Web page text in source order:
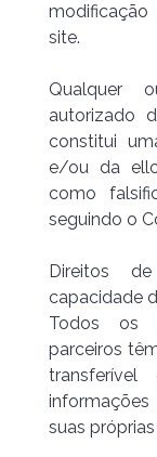
site.
Qualquer
autorizado
constitui
e/ou da
como
seguindo o
Direitos
capacidade
Todos os
parceiros
suas